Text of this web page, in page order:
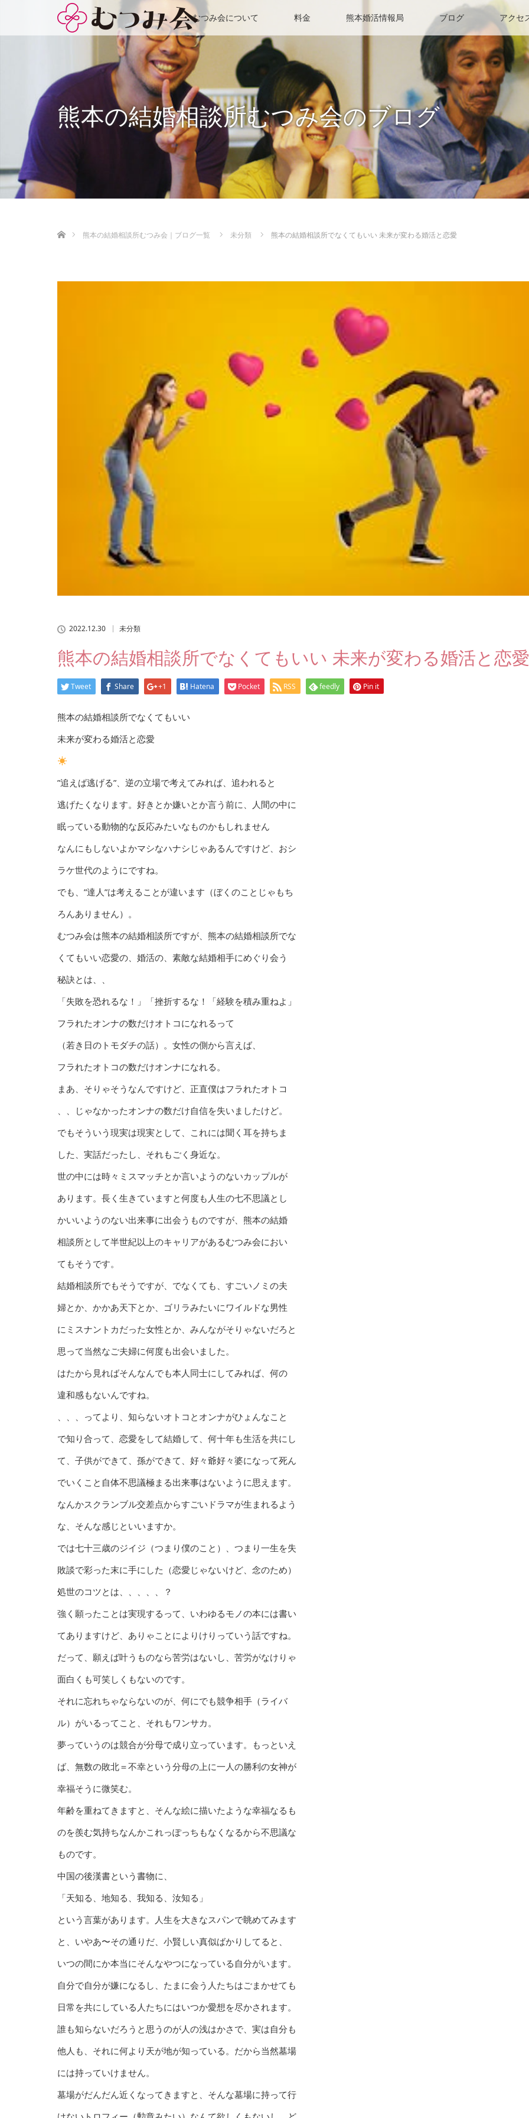
むつみ会について 料金 熊本婚活情報局 ブログ アクセ
熊本の結婚相談所むつみ会のブログ
熊本の結婚相談所むつみ会｜ブログ一覧
未分類 熊本の結婚相談所でなくてもいい 未来が変わる婚活と恋愛
2022.12.30 未分類
熊本の結婚相談所でなくてもいい 未来が変わる婚活と恋愛
Tweet Share +1 Hatena Pocket RSS feedly Pin it
熊本の結婚相談所でなくてもいい
未来が変わる婚活と恋愛
”追えば逃げる”、逆の立場で考えてみれば、追われると
逃げたくなります。好きとか嫌いとか言う前に、人間の中に
眠っている動物的な反応みたいなものかもしれません
なんにもしないよかマシなハナシじゃあるんですけど、おシ
ラケ世代のようにですね。
でも、”達人”は考えることが違います（ぼくのことじゃもち
ろんありません）。
むつみ会は熊本の結婚相談所ですが、熊本の結婚相談所でな
くてもいい恋愛の、婚活の、素敵な結婚相手にめぐり会う
秘訣とは、、
「失敗を恐れるな！」「挫折するな！「経験を積み重ねよ」
フラれたオンナの数だけオトコになれるって
（若き日のトモダチの話）。女性の側から言えば、
フラれたオトコの数だけオンナになれる。
まあ、そりゃそうなんですけど、正直僕はフラれたオトコ
、、じゃなかったオンナの数だけ自信を失いましたけど。
でもそういう現実は現実として、これには聞く耳を持ちま
した、実話だったし、それもごく身近な。
世の中には時々ミスマッチとか言いようのないカップルが
あります。長く生きていますと何度も人生の七不思議とし
かいいようのない出来事に出会うものですが、熊本の結婚
相談所として半世紀以上のキャリアがあるむつみ会におい
てもそうです。
結婚相談所でもそうですが、でなくても、すごいノミの夫
婦とか、かかあ天下とか、ゴリラみたいにワイルドな男性
にミスナントカだった女性とか、みんながそりゃないだろと
思って当然なご夫婦に何度も出会いました。
はたから見ればそんなんでも本人同士にしてみれば、何の
違和感もないんですね。
、、、ってより、知らないオトコとオンナがひょんなこと
で知り合って、恋愛をして結婚して、何十年も生活を共にし
て、子供ができて、孫ができて、好々爺好々婆になって死ん
でいくこと自体不思議極まる出来事はないように思えます。
なんかスクランブル交差点からすごいドラマが生まれるよう
な、そんな感じといいますか。
では七十三歳のジイジ（つまり僕のこと）、つまり一生を失
敗談で彩った末に手にした（恋愛じゃないけど、念のため）
処世のコツとは、、、、、？
強く願ったことは実現するって、いわゆるモノの本には書い
てありますけど、ありゃことによりけりっていう話ですね。
だって、願えば叶うものなら苦労はないし、苦労がなけりゃ
面白くも可笑しくもないのです。
それに忘れちゃならないのが、何にでも競争相手（ライバ
ル）がいるってこと、それもワンサカ。
夢っていうのは競合が分母で成り立っています。もっといえ
ば、無数の敗北＝不幸という分母の上に一人の勝利の女神が
幸福そうに微笑む。
年齢を重ねてきますと、そんな絵に描いたような幸福なるも
のを羨む気持ちなんかこれっぽっちもなくなるから不思議な
ものです。
中国の後漢書という書物に、
「天知る、地知る、我知る、汝知る」
という言葉があります。人生を大きなスパンで眺めてみます
と、いやあ〜その通りだ、小賢しい真似ばかりしてると、
いつの間にか本当にそんなやつになっている自分がいます。
自分で自分が嫌になるし、たまに会う人たちはごまかせても
日常を共にしている人たちにはいつか愛想を尽かされます。
誰も知らないだろうと思うのが人の浅はかさで、実は自分も
他人も、それに何より天が地が知っている。だから当然墓場
には持っていけません。
墓場がだんだん近くなってきますと、そんな墓場に持って行